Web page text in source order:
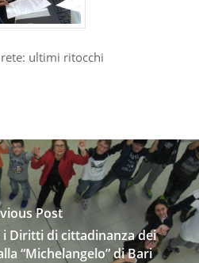
ultimi ritocchi
Post
Diritti di cittadinanza dei
“Michelangelo” di Bari